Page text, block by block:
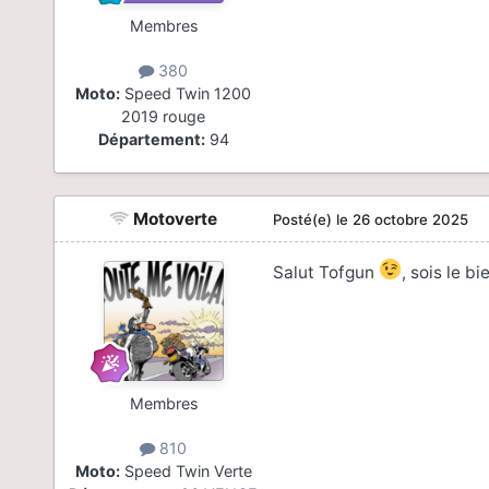
Membres
380
Moto: Speed Twin 1200
2019 rouge
Département:94
Motoverte
Membres
810
Moto:Speed Twin Verte
Posté(e) le 26 octobre 2025
Salut Tofgun , sois le